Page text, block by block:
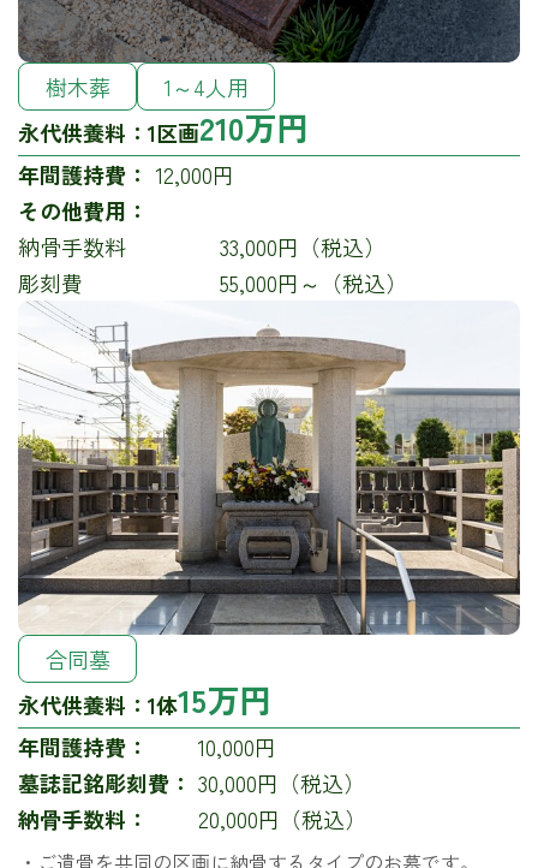
樹木葬
1～4人用
永代供養料： 1区画210万円
年間護持費： 12,000円
その他費用：
納骨手数料
33,000円（税込）
彫刻費
55,000円～（税込）
合同墓
永代供養料： 1体15万円
年間護持費：
10,000円
墓誌記銘彫刻費： 30,000円（税込）
納骨手数料：
20,000円（税込）
・ご遺骨を共同の区画に納骨するタイプのお墓です。